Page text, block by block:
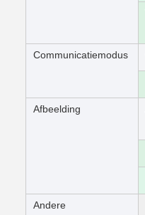
Communicatiemodus
Afbeelding
Andere